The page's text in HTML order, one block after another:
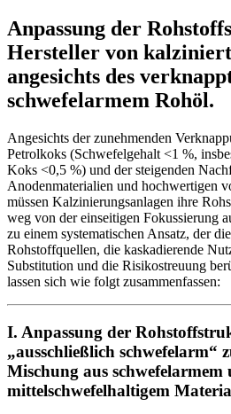
Anpassung der
Hersteller von
angesichts des
schwefelarmem Rohöl.
Angesichts der zunehmenden
Petrolkoks (Schwefelgehalt <1 %,
Koks <0,5 %) und der steigenden
Anodenmaterialien und hochwertigen
müssen Kalzinierungsanlagen ihre
weg von der einseitigen Fokussierung
zu einem systematischen Ansatz, der
Rohstoffquellen, die kaskadierende
Substitution und die Risikostreuung
lassen sich wie folgt zusammenfassen:
I. Anpassung der
„ausschließlich schwefelarm“
Mischung aus schwefelarmem
mittelschwefelhaltigem